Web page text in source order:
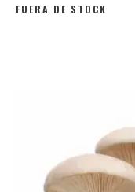
FUERA DE STOCK